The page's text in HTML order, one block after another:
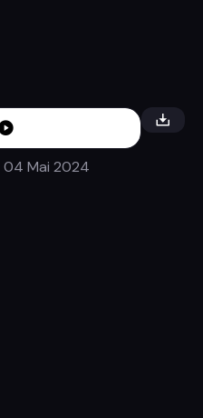
04 Mai 2024